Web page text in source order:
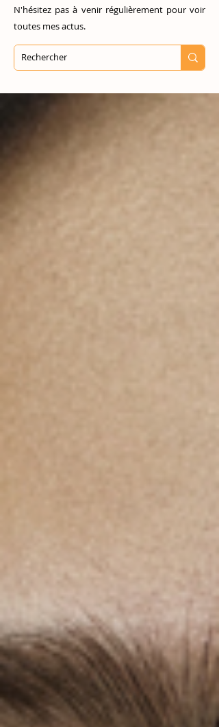
N'hésitez pas à venir régulièrement pour voir
toutes mes actus.